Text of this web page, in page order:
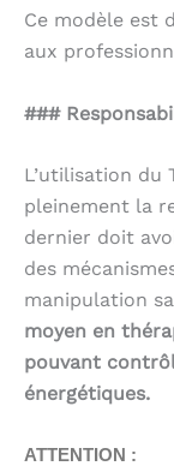
Ce modèle est
aux
###
L’utilisation du
pleinement la
dernier doit
des
manipulation
moyen en
pouvant
énergétiques.
ATTENTION :